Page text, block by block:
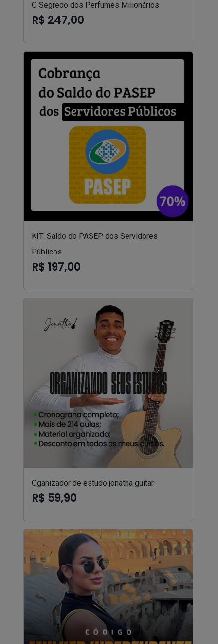
O Segredo dos Perfumes Milionários
R$ 247,00
KIT: Saldo do PASEP dos Servidores
Públicos
R$ 197,00
Oganizador de estudo jonatha guitar
R$ 59,90